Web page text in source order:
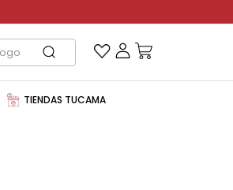
TIENDAS TUCAMA